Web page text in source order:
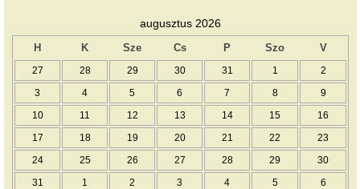
augusztus 2026
H K Sze Cs P Szo V
27 28 29 30 31 1 2
3 4 5 6 7 8 9
10 11 12 13 14 15 16
17 18 19 20 21 22 23
24 25 26 27 28 29 30
31 1 2 3 4 5 6